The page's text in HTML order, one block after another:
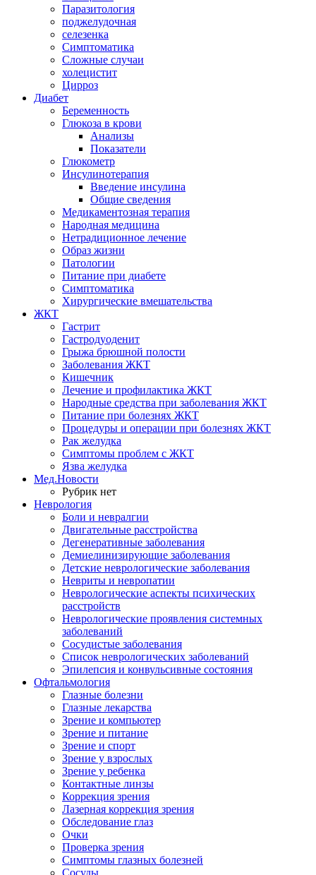
Паразитология
поджелудочная
селезенка
Симптоматика
Сложные случаи
холецистит
Цирроз
Диабет
Беременность
Глюкоза в крови
Анализы
Показатели
Глюкометр
Инсулинотерапия
Введение инсулина
Общие сведения
Медикаментозная терапия
Народная медицина
Нетрадиционное лечение
Образ жизни
Патологии
Питание при диабете
Симптоматика
Хирургические вмешательства
ЖКТ
Гастрит
Гастродуоденит
Грыжа брюшной полости
Заболевания ЖКТ
Кишечник
Лечение и профилактика ЖКТ
Народные средства при заболевания ЖКТ
Питание при болезнях ЖКТ
Процедуры и операции при болезнях ЖКТ
Рак желудка
Симптомы проблем с ЖКТ
Язва желудка
Мед.Новости
Рубрик нет
Неврология
Боли и невралгии
Двигательные расстройства
Дегенеративные заболевания
Демиелинизирующие заболевания
Детские неврологические заболевания
Невриты и невропатии
Неврологические аспекты психических
расстройств
Неврологические проявления системных
заболеваний
Сосудистые заболевания
Список неврологических заболеваний
Эпилепсия и конвульсивные состояния
Офтальмология
Глазные болезни
Глазные лекарства
Зрение и компьютер
Зрение и питание
Зрение и спорт
Зрение у взрослых
Зрение у ребенка
Контактные линзы
Коррекция зрения
Лазерная коррекция зрения
Обследование глаз
Очки
Проверка зрения
Симптомы глазных болезней
Сосуды